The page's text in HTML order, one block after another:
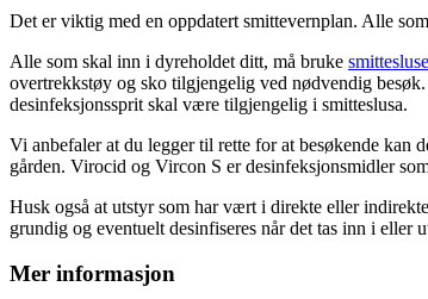
Det er viktig med en oppdatert smittevernplan. Alle
Alle som skal inn i dyreholdet ditt, må bruke smittesluse
overtrekkstøy og sko tilgjengelig ved nødvendig
desinfeksjonssprit skal være tilgjengelig i smitteslusa.
Vi anbefaler at du legger til rette for at besøkende kan
gården. Virocid og Vircon S er desinfeksjonsmidler
Husk også at utstyr som har vært i direkte eller
grundig og eventuelt desinfiseres når det tas inn i eller
Mer informasjon